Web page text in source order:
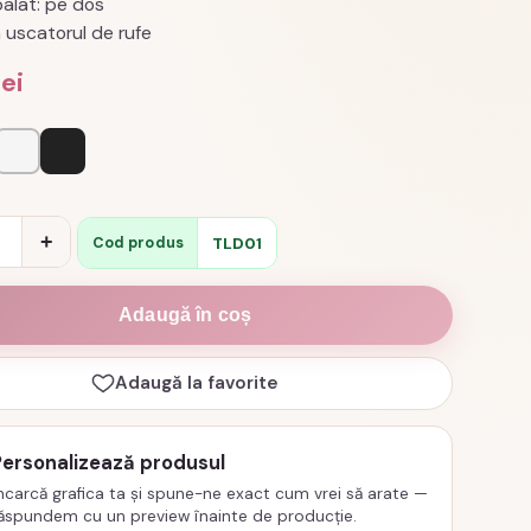
uscatorul de rufe
+ Cod produs TLD01
Adaugă în coș
Adaugă la favorite
produsul
grafica ta și spune-ne exact cum vrei să arate —
cu un preview înainte de producție.